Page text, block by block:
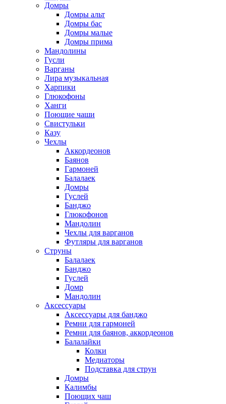
Домры
Домры альт
Домры бас
Домры малые
Домры прима
Мандолины
Гусли
Варганы
Лира музыкальная
Харпики
Глюкофоны
Ханги
Поющие чаши
Свистульки
Казу
Чехлы
Аккордеонов
Баянов
Гармоней
Балалаек
Домры
Гуслей
Банджо
Глюкофонов
Мандолин
Чехлы для варганов
Футляры для варганов
Струны
Балалаек
Банджо
Гуслей
Домр
Мандолин
Аксессуары
Аксессуары для банджо
Ремни для гармоней
Ремни для баянов, аккордеонов
Балалайки
Колки
Медиаторы
Подставка для струн
Домры
Калимбы
Поющих чаш